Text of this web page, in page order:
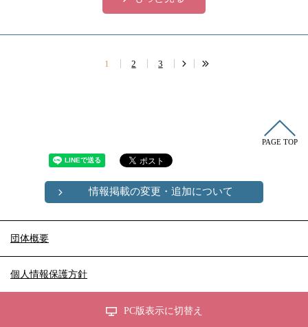
1 2 3
PAGE TOP
情報掲載の変更・追加について
団体概要
個人情報保護方針
PC版表示に切替え